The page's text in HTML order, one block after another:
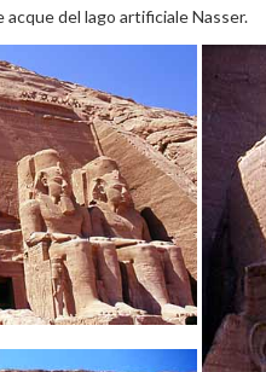
del lago artificiale Nasser.